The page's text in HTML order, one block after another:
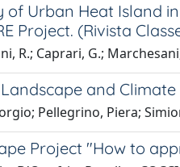
of Urban Heat Island
Project. (Rivista
R.; Caprari, G.;
and
Pellegrino, Piera;
Project "How to